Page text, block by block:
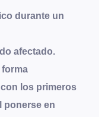
durante un
afectado.
forma
los primeros
ponerse en